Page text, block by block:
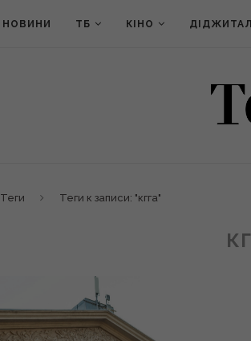
НОВИНИ ТБ КІНО ДІДЖИТАЛ
Теги Теги к записи: "кгга"